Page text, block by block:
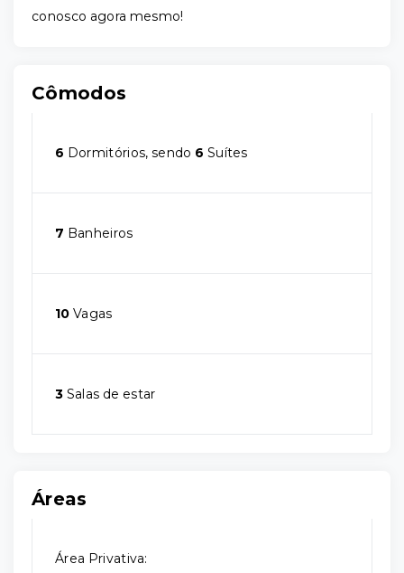
conosco agora mesmo!
Cômodos
6 Dormitórios, sendo 6 Suítes
7 Banheiros
10 Vagas
3 Salas de estar
Áreas
Área Privativa: